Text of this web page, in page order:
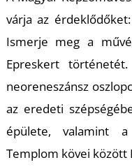
várja az
Ismerje meg a
Epreskert
neoreneszánsz
az eredeti
épülete, valamint a
Templom kövei között